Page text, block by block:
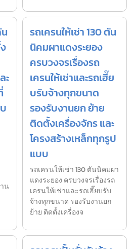
ะ
น
รถเครนให้เช่า 130 ตัน
นิคมผาแดงระยอง
ครบวงจรเรื่องรถ
เครนให้เช่าและรถเฮี๊ย
บรับจ้างทุกขนาด
รองรับงานยก ย้าย
ติดตั้งเครื่องจักร และ
โครงสร้างเหล็กทุกรูป
แบบ
รถเครนให้เช่า 130 ตันนิคมผา
แดงระยอง ครบวงจรเรื่องรถ
เครนให้เช่าและรถเฮี๊ยบรับ
จ้างทุกขนาด รองรับงานยก
ย้าย ติดตั้งเครื่องจ